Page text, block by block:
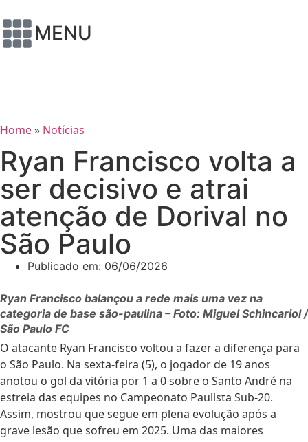
MENU
Home» Notícias
Ryan Francisco volta a
ser decisivo e atrai
atenção de Dorival no
São Paulo
Publicado em: 06/06/2026
Ryan Francisco balançou a rede mais uma vez na
categoria de base são-paulina – Foto: Miguel Schincariol /
São Paulo FC
O atacante Ryan Francisco voltou a fazer a diferença para
o São Paulo. Na sexta-feira (5), o jogador de 19 anos
anotou o gol da vitória por 1 a 0 sobre o Santo André na
estreia das equipes no Campeonato Paulista Sub-20.
Assim, mostrou que segue em plena evolução após a
grave lesão que sofreu em 2025. Uma das maiores